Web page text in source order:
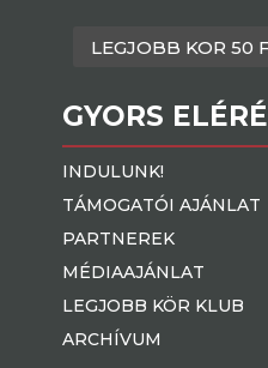
LEGJOBB KOR 50
GYORS
INDULUNK!
TÁMOGATÓI AJÁNLAT
PARTNEREK
MÉDIAAJÁNLAT
LEGJOBB KÖR KLUB
ARCHÍVUM